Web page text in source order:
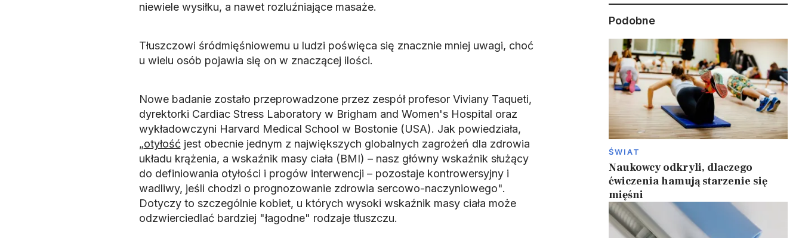
niewiele wysiłku, a nawet rozluźniające masaże.
Tłuszczowi śródmięśniowemu u ludzi poświęca się znacznie mniej uwagi, choć
u wielu osób pojawia się on w znaczącej ilości.
Nowe badanie zostało przeprowadzone przez zespół profesor Viviany Taqueti,
dyrektorki Cardiac Stress Laboratory w Brigham and Women's Hospital oraz
wykładowczyni Harvard Medical School w Bostonie (USA). Jak powiedziała,
„otyłośćjest obecnie jednym z największych globalnych zagrożeń dla zdrowia
układu krążenia, a wskaźnik masy ciała (BMI) – nasz główny wskaźnik służący
do definiowania otyłości i progów interwencji – pozostaje kontrowersyjny i
wadliwy, jeśli chodzi o prognozowanie zdrowia sercowo-naczyniowego".
Dotyczy to szczególnie kobiet, u których wysoki wskaźnik masy ciała może
odzwierciedlać bardziej "łagodne" rodzaje tłuszczu.
Podobne
ŚWIAT
Naukowcy odkryli, dlaczego
ćwiczenia hamują starzenie się
mięśni